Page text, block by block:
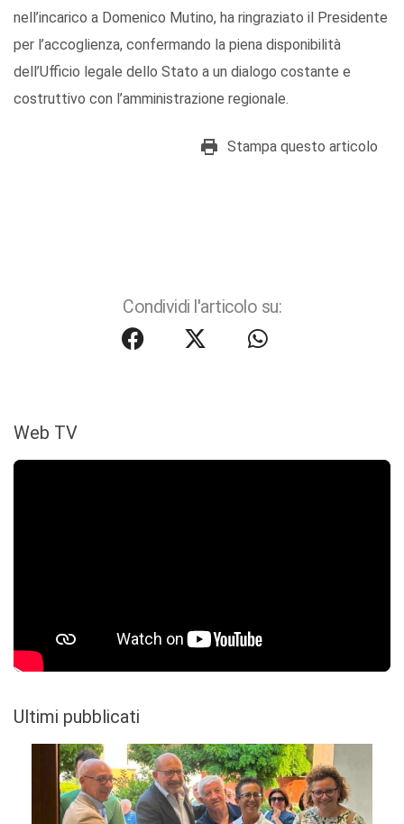
nell’incarico a Domenico Mutino, ha ringraziato il Presidente
per l’accoglienza, confermando la piena disponibilità
dell’Ufficio legale dello Stato a un dialogo costante e
costruttivo con l’amministrazione regionale.
Stampa questo articolo
Condividi l'articolo su:
Web TV
Ultimi pubblicati